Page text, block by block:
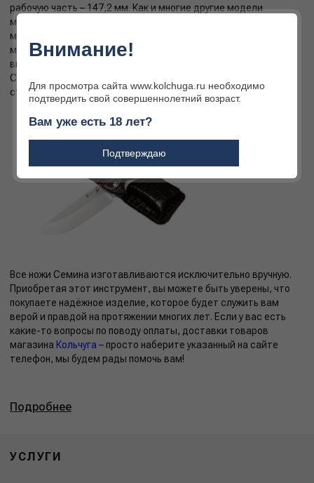
рабочую часть – 147,2 мм. Как и многие другие модели
мастерской Семина нож Сибиряк производится в нескольких
материалах. Для изготовления клинка используется сталь
марок D2, VG-10, AUS-10, каждая из них характеризуется
высокой прочностью и твёрдостью. Для отделки рукояти
Сибиряка применяют пластик G-10 различного окраса либо
стабилизированные породы дерева.
Все ножи Семина изготавливаются исключительно вручную.
Приобретая этот инструмент, вы можете быть уверены, что
покупаете надёжное изделие, которое будет служить вам
верой и правдой на протяжении многих лет. Если у вас есть
какие-то вопросы по поводу оплаты, доставки товаров
магазина Кольчуга – просто наберите указанный на сайте
телефон, мы будем рады помочь вам!
Подробнее
УСЛУГИ
Внимание!
Для просмотра сайта www.kolchuga.ru необходимо
подтвердить свой совершеннолетний возраст.
Вам уже есть 18 лет?
Подтверждаю